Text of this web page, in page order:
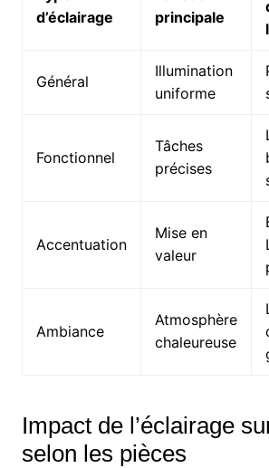
d’éclairage
principale
Général
Illumination
uniforme
Fonctionnel
Tâches
précises
Accentuation
Mise en
valeur
Ambiance
Atmosphère
chaleureuse
Impact de l’éclairage
selon les pièces